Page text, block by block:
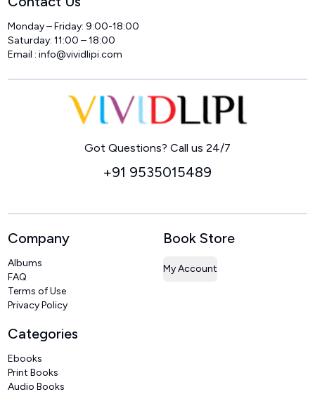
Monday – Friday: 9:00-18:00
Saturday: 11:00 – 18:00
Email :info@vividlipi.com
Got Questions? Call us 24/7
+91 9535015489
Company
Albums
FAQ
Terms of Use
Privacy Policy
Book Store
My Account
Categories
Ebooks
Print Books
Audio Books